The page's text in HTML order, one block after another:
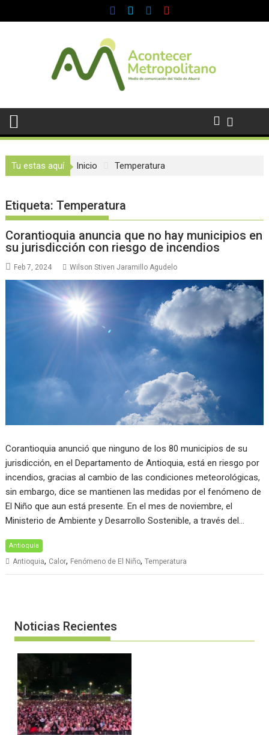
al
Tu estas aquí Inicio Temperatura
Etiqueta:Temperatura
Corantioquia anuncia que no hay municipios en
su jurisdicción con riesgo de incendios
Feb 7, 2024 Wilson Stiven Jaramillo Agudelo
Corantioquia anunció que ninguno de los 80 municipios de su
jurisdicción, en el Departamento de Antioquia, está en riesgo por
incendios, gracias al cambio de las condiciones meteorológicas,
sin embargo, dice se mantienen las medidas por el fenómeno de
El Niño que aun está presente. En el mes de noviembre, el
Ministerio de Ambiente y Desarrollo Sostenible, a través del…
Antioquia
Antioquia, Calor, Fenómeno de El Niño,Temperatura
Noticias Recientes